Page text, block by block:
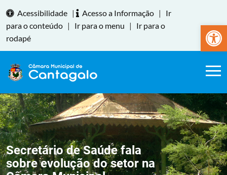
Abrir
Acessibilidade | Acesso a Informação |
Ir
para o conteúdo | Ir para o menu |
Ir para o
rodapé
Secretário de Saúde fala
sobre evolução do setor na